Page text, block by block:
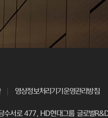
영상정보처리기기운영관리방침
수서로 477, HD현대그룹 글로벌